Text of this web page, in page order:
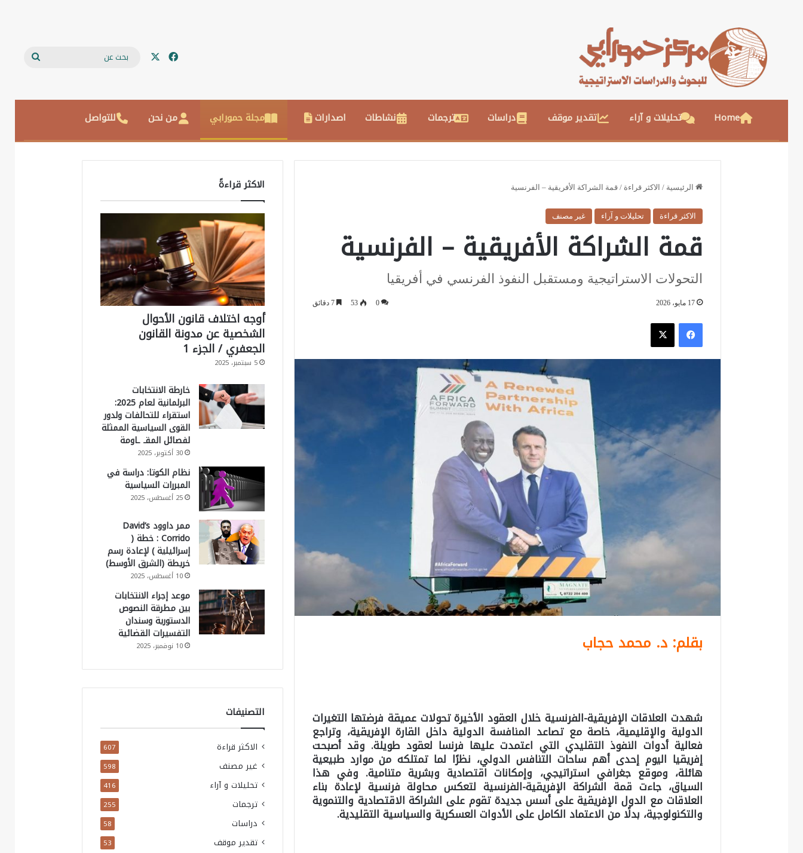
فيسبوك
Home تحليلات و آراء تقدير موقف دراسات ترجمات نشاطات اصدارات مجلة حمورابي من نحن للتواصل
الرئيسية / الاكثر قراءة / قمة الشراكة الأفريقية – الفرنسية
الاكثر قراءة تحليلات و آراء غير مصنف
قمة الشراكة الأفريقية – الفرنسية
التحولات الاستراتيجية ومستقبل النفوذ الفرنسي في أفريقيا
17 مايو، 2026 0
53 7 دقائق
فيسبوك
بقلم: د. محمد حجاب
شهدت العلاقات الإفريقية-الفرنسية خلال العقود الأخيرة تحولات عميقة فرضتها التغيرات
الدولية والإقليمية، خاصة مع تصاعد المنافسة الدولية داخل القارة الإفريقية، وتراجع
فعالية أدوات النفوذ التقليدي التي اعتمدت عليها فرنسا لعقود طويلة. وقد أصبحت
إفريقيا اليوم إحدى أهم ساحات التنافس الدولي، نظرًا لما تمتلكه من موارد طبيعية
هائلة، وموقع جغرافي استراتيجي، وإمكانات اقتصادية وبشرية متنامية. وفي هذا
السياق، جاءت قمة الشراكة الإفريقية-الفرنسية لتعكس محاولة فرنسية لإعادة بناء
العلاقات مع الدول الإفريقية على أسس جديدة تقوم على الشراكة الاقتصادية والتنموية
والتكنولوجية، بدلًا من الاعتماد الكامل على الأدوات العسكرية والسياسية التقليدية.
الاكثر قراءةً
أوجه اختلاف قانون الأحوال
الشخصية عن مدونة القانون
الجعفري / الجزء 1
5 سبتمبر، 2025
خارطة الانتخابات
البرلمانية لعام 2025:
استقراء للتحالفات ولدور
القوى السياسية الممثلة
لفصائل المقـ ـاومة
30 أكتوبر، 2025
نظام الكوتا: دراسة في
المبررات السياسية
25 أغسطس، 2025
ممر داوود David’s
Corrido : خطة (
إسرائيلية ) لإعادة رسم
خريطة (الشرق الأوسط)
10 أغسطس، 2025
موعد إجراء الانتخابات
بين مطرقة النصوص
الدستورية وسندان
التفسيرات القضائية
10 نوفمبر، 2025
التصنيفات
الاكثر قراءة 607
غير مصنف 598
تحليلات و آراء 416
ترجمات 255
دراسات 58
تقدير موقف 53